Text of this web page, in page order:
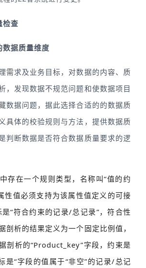
检查
数据质量维度
需求及业务目标，对数据的内容、质
，发现数据不规范问题和使数据项目
数据问题，据此选择合适的的数据质
具体的校验规则与方法，提供数据质
判断数据是否符合数据质量要求的逻
存在一个规则类型，名称叫“值的约
性值必须支持为该属性值定义的可接
“符合约束的记录/总记录”，符合性
剖析的结果定义为一个固定比例值，
剖析的“Product_key”字段，约束是
是“字段的值属于“非空”的记录/总记